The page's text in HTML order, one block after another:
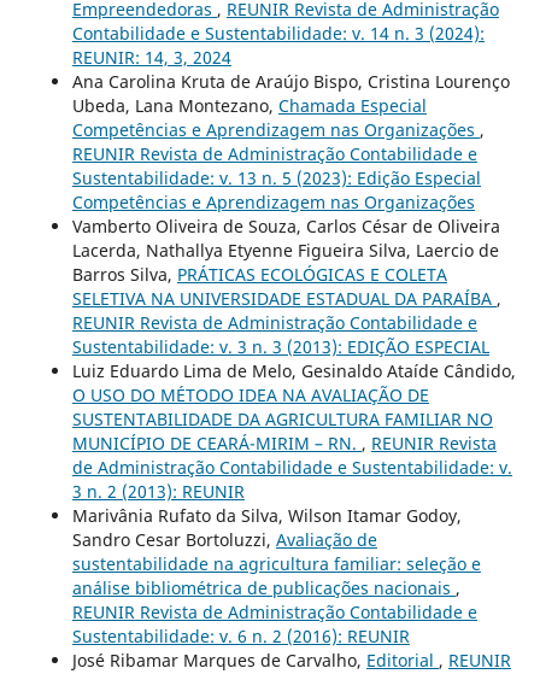
Empreendedoras , REUNIR Revista de Administração
Contabilidade e Sustentabilidade: v. 14 n. 3 (2024):
REUNIR: 14, 3, 2024
Ana Carolina Kruta de Araújo Bispo, Cristina Lourenço
Ubeda, Lana Montezano, Chamada Especial
Competências e Aprendizagem nas Organizações ,
REUNIR Revista de Administração Contabilidade e
Sustentabilidade: v. 13 n. 5 (2023): Edição Especial
Competências e Aprendizagem nas Organizações
Vamberto Oliveira de Souza, Carlos César de Oliveira
Lacerda, Nathallya Etyenne Figueira Silva, Laercio de
Barros Silva, PRÁTICAS ECOLÓGICAS E COLETA
SELETIVA NA UNIVERSIDADE ESTADUAL DA PARAÍBA ,
REUNIR Revista de Administração Contabilidade e
Sustentabilidade: v. 3 n. 3 (2013): EDIÇÃO ESPECIAL
Luiz Eduardo Lima de Melo, Gesinaldo Ataíde Cândido,
O USO DO MÉTODO IDEA NA AVALIAÇÃO DE
SUSTENTABILIDADE DA AGRICULTURA FAMILIAR NO
MUNICÍPIO DE CEARÁ-MIRIM – RN. , REUNIR Revista
de Administração Contabilidade e Sustentabilidade: v.
3 n. 2 (2013): REUNIR
Marivânia Rufato da Silva, Wilson Itamar Godoy,
Sandro Cesar Bortoluzzi, Avaliação de
sustentabilidade na agricultura familiar: seleção e
análise bibliométrica de publicações nacionais ,
REUNIR Revista de Administração Contabilidade e
Sustentabilidade: v. 6 n. 2 (2016): REUNIR
José Ribamar Marques de Carvalho, Editorial , REUNIR